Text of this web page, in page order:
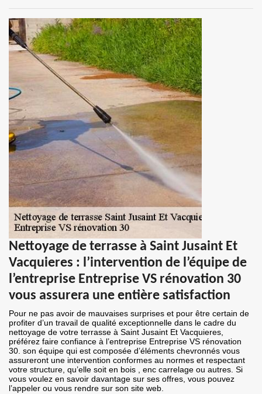
Nettoyage de terrasse à Saint Jusaint Et
Vacquieres : l’intervention de l’équipe de
l’entreprise Entreprise VS rénovation 30
vous assurera une entière satisfaction
Pour ne pas avoir de mauvaises surprises et pour être certain de
profiter d’un travail de qualité exceptionnelle dans le cadre du
nettoyage de votre terrasse à Saint Jusaint Et Vacquieres,
préférez faire confiance à l’entreprise Entreprise VS rénovation
30. son équipe qui est composée d’éléments chevronnés vous
assureront une intervention conformes au normes et respectant
votre structure, qu’elle soit en bois , enc carrelage ou autres. Si
vous voulez en savoir davantage sur ses offres, vous pouvez
l’appeler ou vous rendre sur son site web.